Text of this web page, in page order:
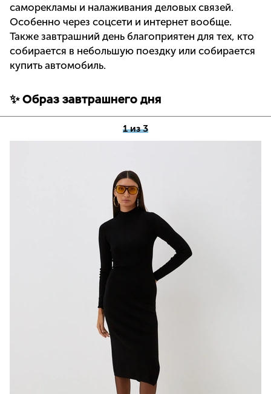
саморекламы и налаживания деловых связей.
Особенно через соцсети и интернет вообще.
Также завтрашний день благоприятен для тех, кто
собирается в небольшую поездку или собирается
купить автомобиль.
✨ Образ завтрашнего дня
1 из 3